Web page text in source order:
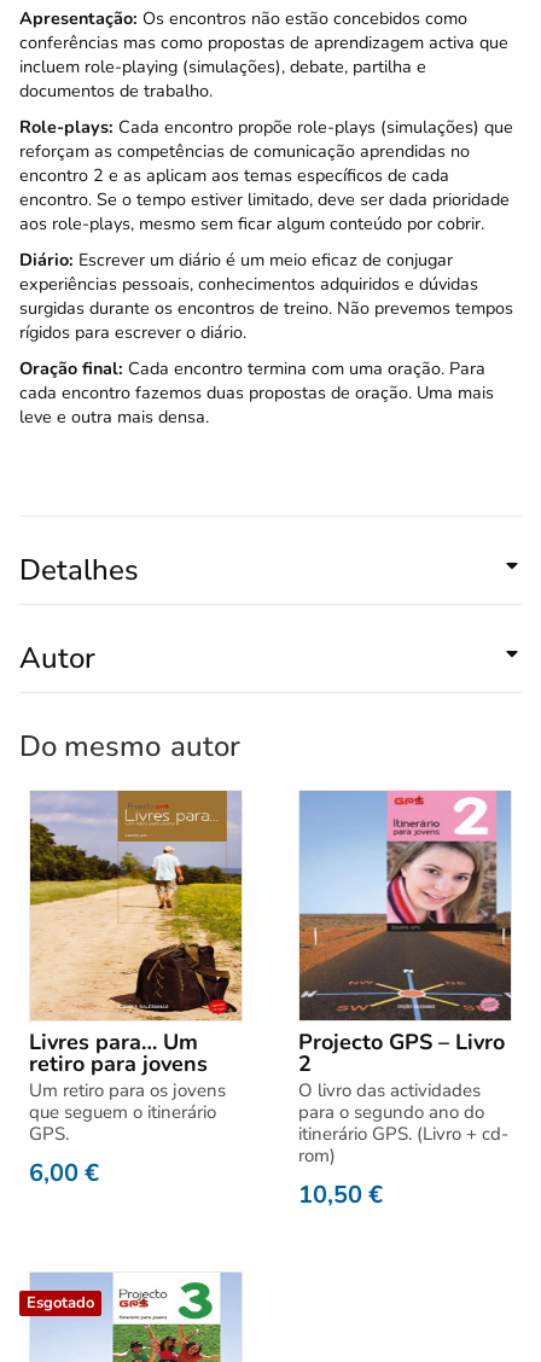
Apresentação: Os encontros não estão concebidos como
conferências mas como propostas de aprendizagem activa que
incluem role-playing (simulações), debate, partilha e
documentos de trabalho.
Role-plays: Cada encontro propõe role-plays (simulações) que
reforçam as competências de comunicação aprendidas no
encontro 2 e as aplicam aos temas específicos de cada
encontro. Se o tempo estiver limitado, deve ser dada prioridade
aos role-plays, mesmo sem ficar algum conteúdo por cobrir.
Diário: Escrever um diário é um meio eficaz de conjugar
experiências pessoais, conhecimentos adquiridos e dúvidas
surgidas durante os encontros de treino. Não prevemos tempos
rígidos para escrever o diário.
Oração final: Cada encontro termina com uma oração. Para
cada encontro fazemos duas propostas de oração. Uma mais
leve e outra mais densa.
Detalhes
Autor
Do mesmo autor
Livres para… Um
retiro para jovens
Um retiro para os jovens
que seguem o itinerário
GPS.
6,00€
Projecto GPS – Livro
2
O livro das actividades
para o segundo ano do
itinerário GPS. (Livro + cd-
rom)
10,50€
Esgotado